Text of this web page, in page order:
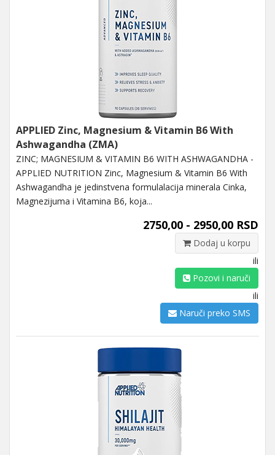
APPLIED Zinc, Magnesium & Vitamin B6 With
Ashwagandha (ZMA)
ZINC; MAGNESIUM & VITAMIN B6 WITH ASHWAGANDHA -
APPLIED NUTRITION Zinc, Magnesium & Vitamin B6 With
Ashwagandha je jedinstvena formulalacija minerala Cinka,
Magnezijuma i Vitamina B6, koja...
2750,00 - 2950,00 RSD
Dodaj u korpu
ili
Pozovi i naruči
ili
Naruči preko SMS